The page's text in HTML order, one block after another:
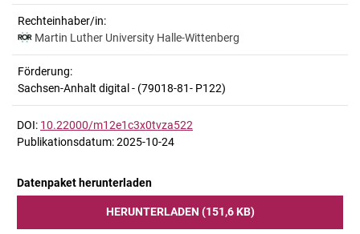
Rechteinhaber/in:
Martin Luther University Halle-Wittenberg
Förderung:
Sachsen-Anhalt digital - (79018-81- P122)
DOI: 10.22000/m12e1c3x0tvza522
Publikationsdatum: 2025-10-24
Datenpaket herunterladen
HERUNTERLADEN (151,6 KB)